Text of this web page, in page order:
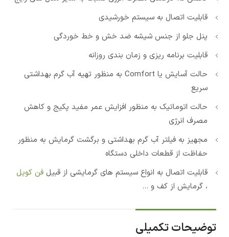
قابلیت اتصال به سیستم خورشیدی
پنل جلو از جنس شیشه ضد خش و خط خوردگی
قابلیت برنامه ریزی و زمان بندی روزانه
حالت آسایش یا Comfort به منظور تهیه آب گرم بهداشتی
سریع
حالت اتوماتیک به منظور افزایش عمر مفید پکیج و کاهش
مصرف انرژی
مجهیز به فیلتر آب گرم بهداشتی و برگشت گرمایش به منظور
حفاظت از قطعات داخلی دستگاه
قابلیت اتصال به انواع سیستم های گرمایشی از قبیل فن کویل
، گرمایش از کف و …
توضیحات تکمیلی